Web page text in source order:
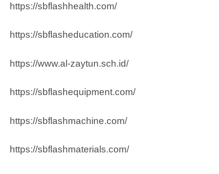
https://sbflashhealth.com/
https://sbflasheducation.com/
https://www.al-zaytun.sch.id/
https://sbflashequipment.com/
https://sbflashmachine.com/
https://sbflashmaterials.com/